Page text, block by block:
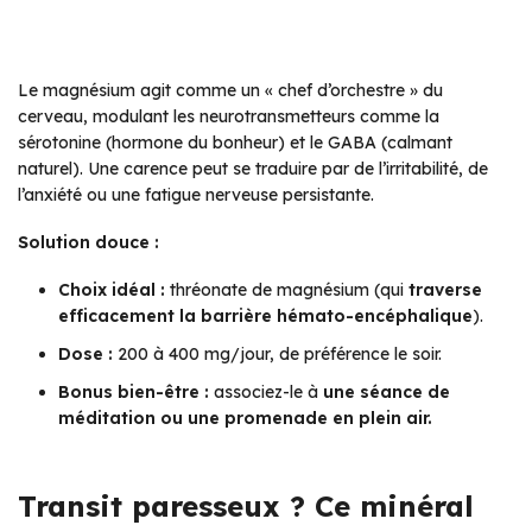
Le magnésium agit comme un « chef d’orchestre » du
cerveau, modulant les neurotransmetteurs comme la
sérotonine (hormone du bonheur) et le GABA (calmant
naturel). Une carence peut se traduire par de l’irritabilité, de
l’anxiété ou une fatigue nerveuse persistante.
Solution douce :
Choix idéal : thréonate de magnésium (qui traverse
efficacement la barrière hémato-encéphalique).
Dose : 200 à 400 mg/jour, de préférence le soir.
Bonus bien-être : associez-le à une séance de
méditation ou une promenade en plein air.
Transit paresseux ? Ce minéral